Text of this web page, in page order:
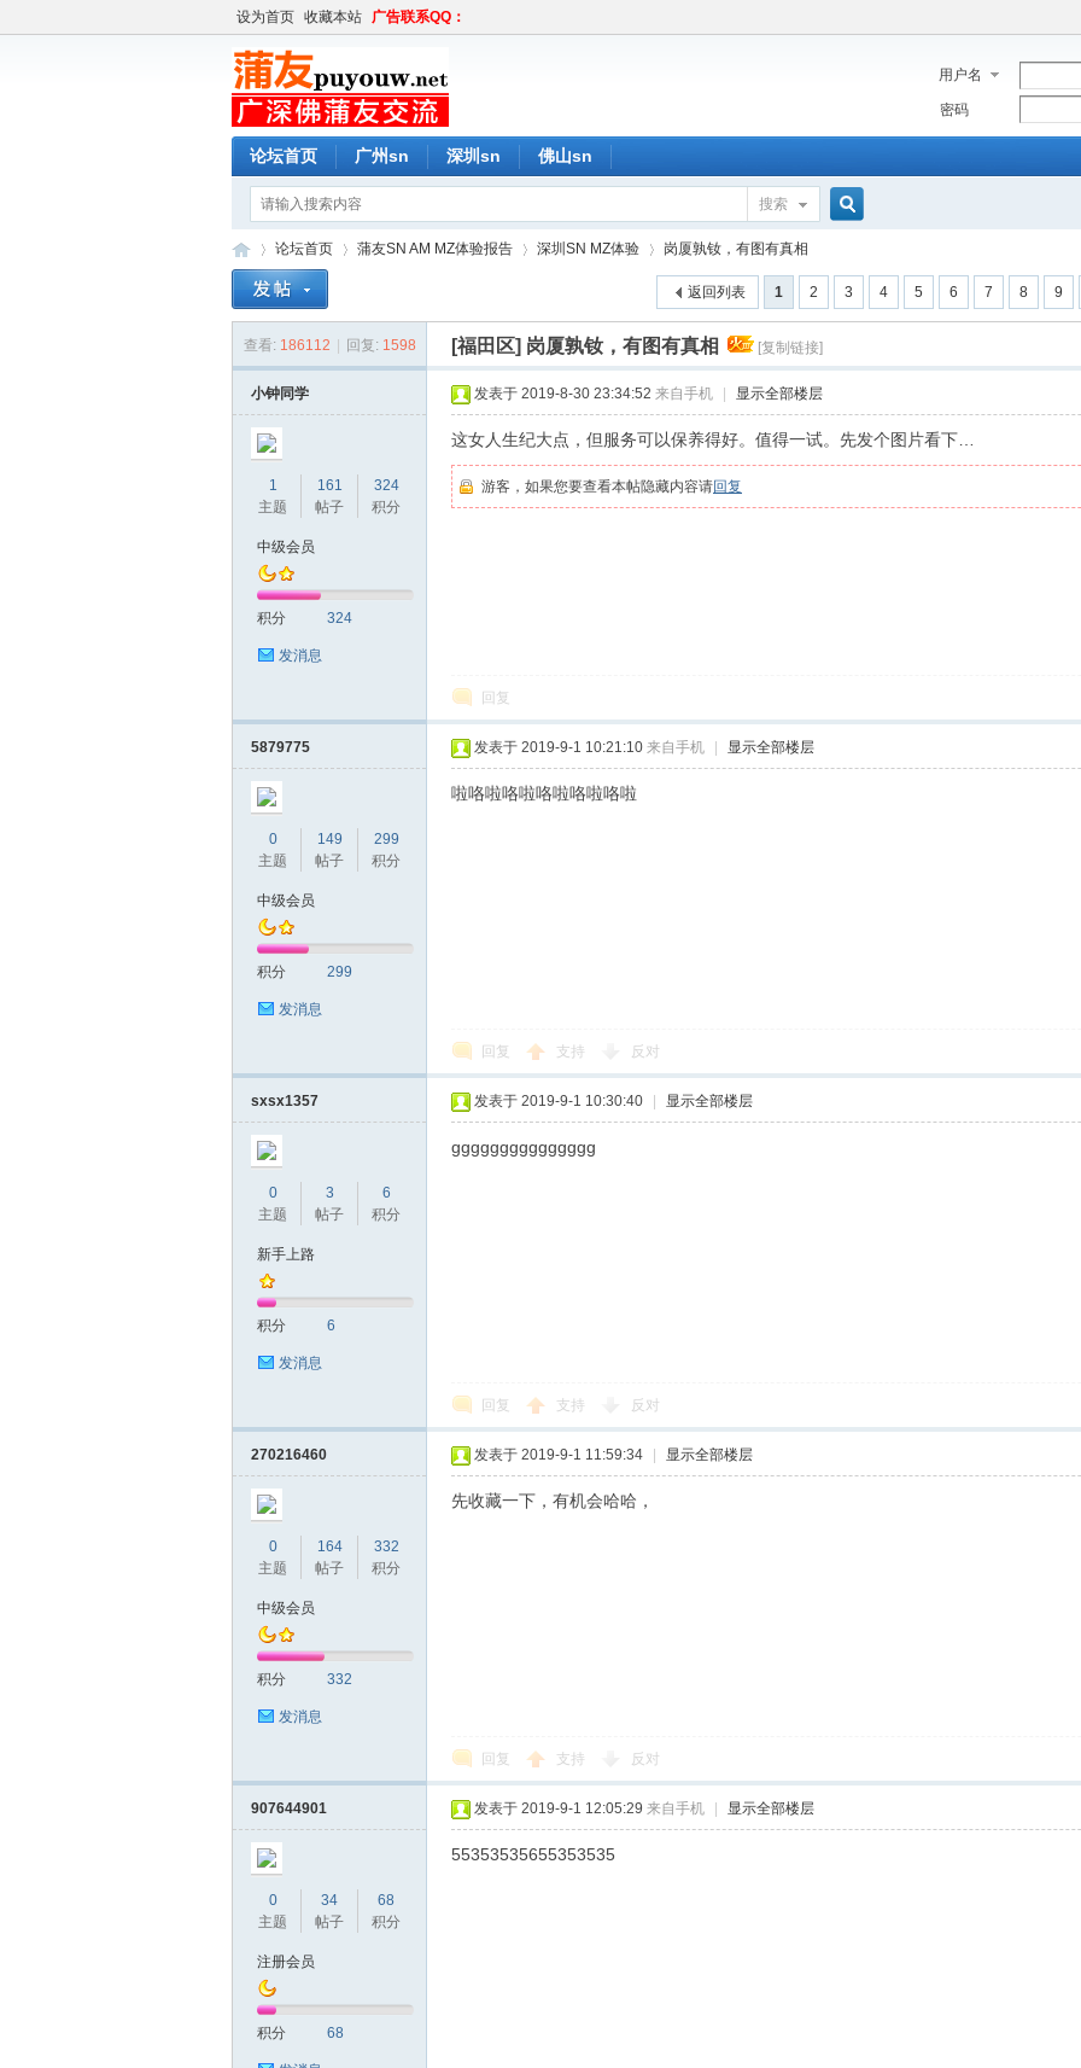
设为首页 收藏本站 广告联系QQ：
用户名
密码
论坛首页 广州sn 深圳sn 佛山sn
搜索
蒲
论
»
论坛首页 蒲友SN AM MZ体验报告
›
深圳SN MZ体验
›
岗厦孰钕，有图有真相
1 2 3 4 5 6 7 8 9
返回列表
查看: 186112 回复: 1598 [福田区] 岗厦孰钕，有图有真相 [复制链接]
小钟同学
1
主题
161
帖子
324
积分
中级会员
积分 324
发消息
发表于 2019-8-30 23:34:52 来自手机 显示全部楼层
这女人生纪大点，但服务可以保养得好。值得一试。先发个图片看下…
游客，如果您要查看本帖隐藏内容请回复
回复
5879775
0
主题
149
帖子
299
积分
中级会员
积分 299
发消息
发表于 2019-9-1 10:21:10 来自手机 显示全部楼层
啦咯啦咯啦咯啦咯啦咯啦
回复 支持 反对
sxsx1357
0
主题
3
帖子
6
积分
新手上路
积分 6
发消息
发表于 2019-9-1 10:30:40 显示全部楼层
ggggggggggggggg
回复 支持 反对
270216460
0
主题
164
帖子
332
积分
中级会员
积分 332
发消息
发表于 2019-9-1 11:59:34 显示全部楼层
先收藏一下，有机会哈哈，
回复 支持 反对
907644901
0
主题
34
帖子
68
积分
注册会员
积分 68
发表于 2019-9-1 12:05:29 来自手机 显示全部楼层
55353535655353535